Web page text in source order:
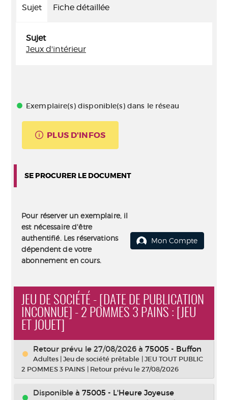
Sujet Fiche détaillée
Sujet
Jeux d'intérieur
Exemplaire(s) disponible(s) dans le réseau
PLUS D'INFOS
SE PROCURER LE DOCUMENT
Pour réserver un exemplaire, il
est nécessaire d'être
authentifié. Les réservations
dépendent de votre
abonnement en cours.
Mon Compte
JEU DE SOCIÉTÉ - [DATE DE PUBLICATION
INCONNUE] - 2 POMMES 3 PAINS : [JEU
ET JOUET]
Retour prévu le 27/08/2026 à 75005 - Buffon
Adultes |Jeu de société prêtable |JEU TOUT PUBLIC
2 POMMES 3 PAINS | Retour prévu le 27/08/2026
Disponible à 75005 - L'Heure Joyeuse